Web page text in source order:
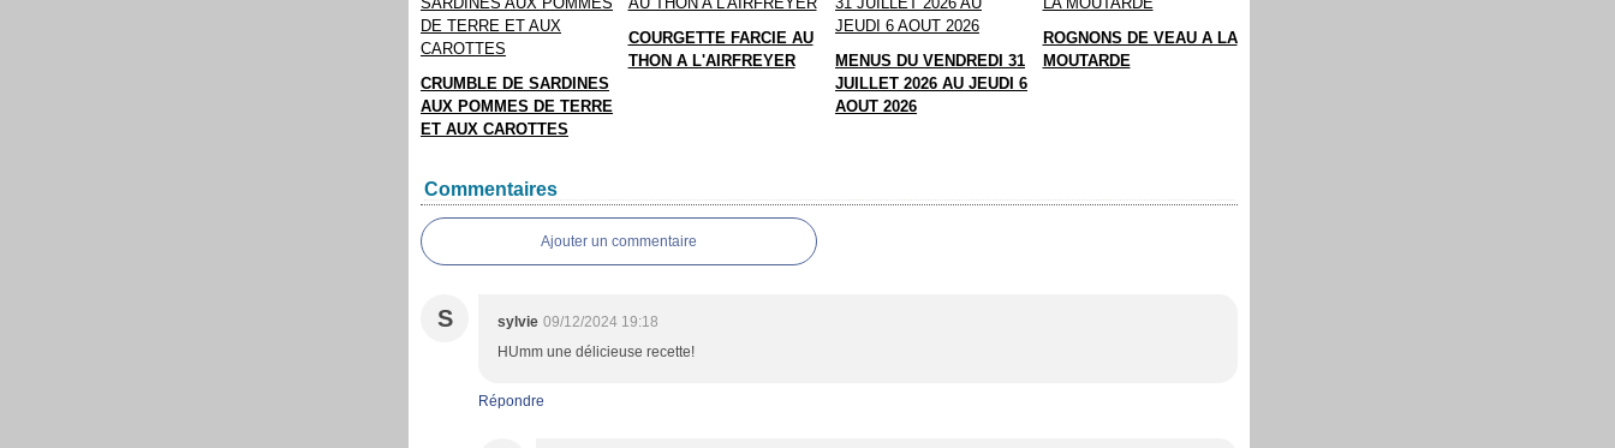
CRUMBLE DE SARDINES
AUX POMMES DE TERRE
ET AUX CAROTTES
COURGETTE FARCIE AU
THON A L'AIRFREYER
MENUS DU VENDREDI 31
JUILLET 2026 AU JEUDI 6
AOUT 2026
ROGNONS DE VEAU A LA
MOUTARDE
Commentaires
Ajouter un commentaire
S sylvie 09/12/2024 19:18
HUmm une délicieuse recette!
Répondre